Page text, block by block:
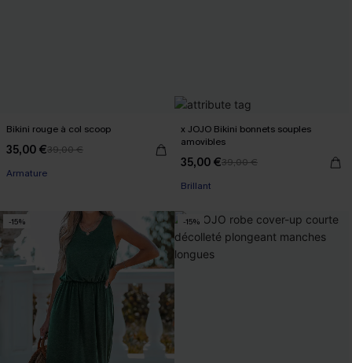
Bikini rouge à col scoop
35,00 €39,00 €
Armature
x JOJO Bikini bonnets souples
amovibles
35,00 €39,00 €
Brillant
-15% -15%